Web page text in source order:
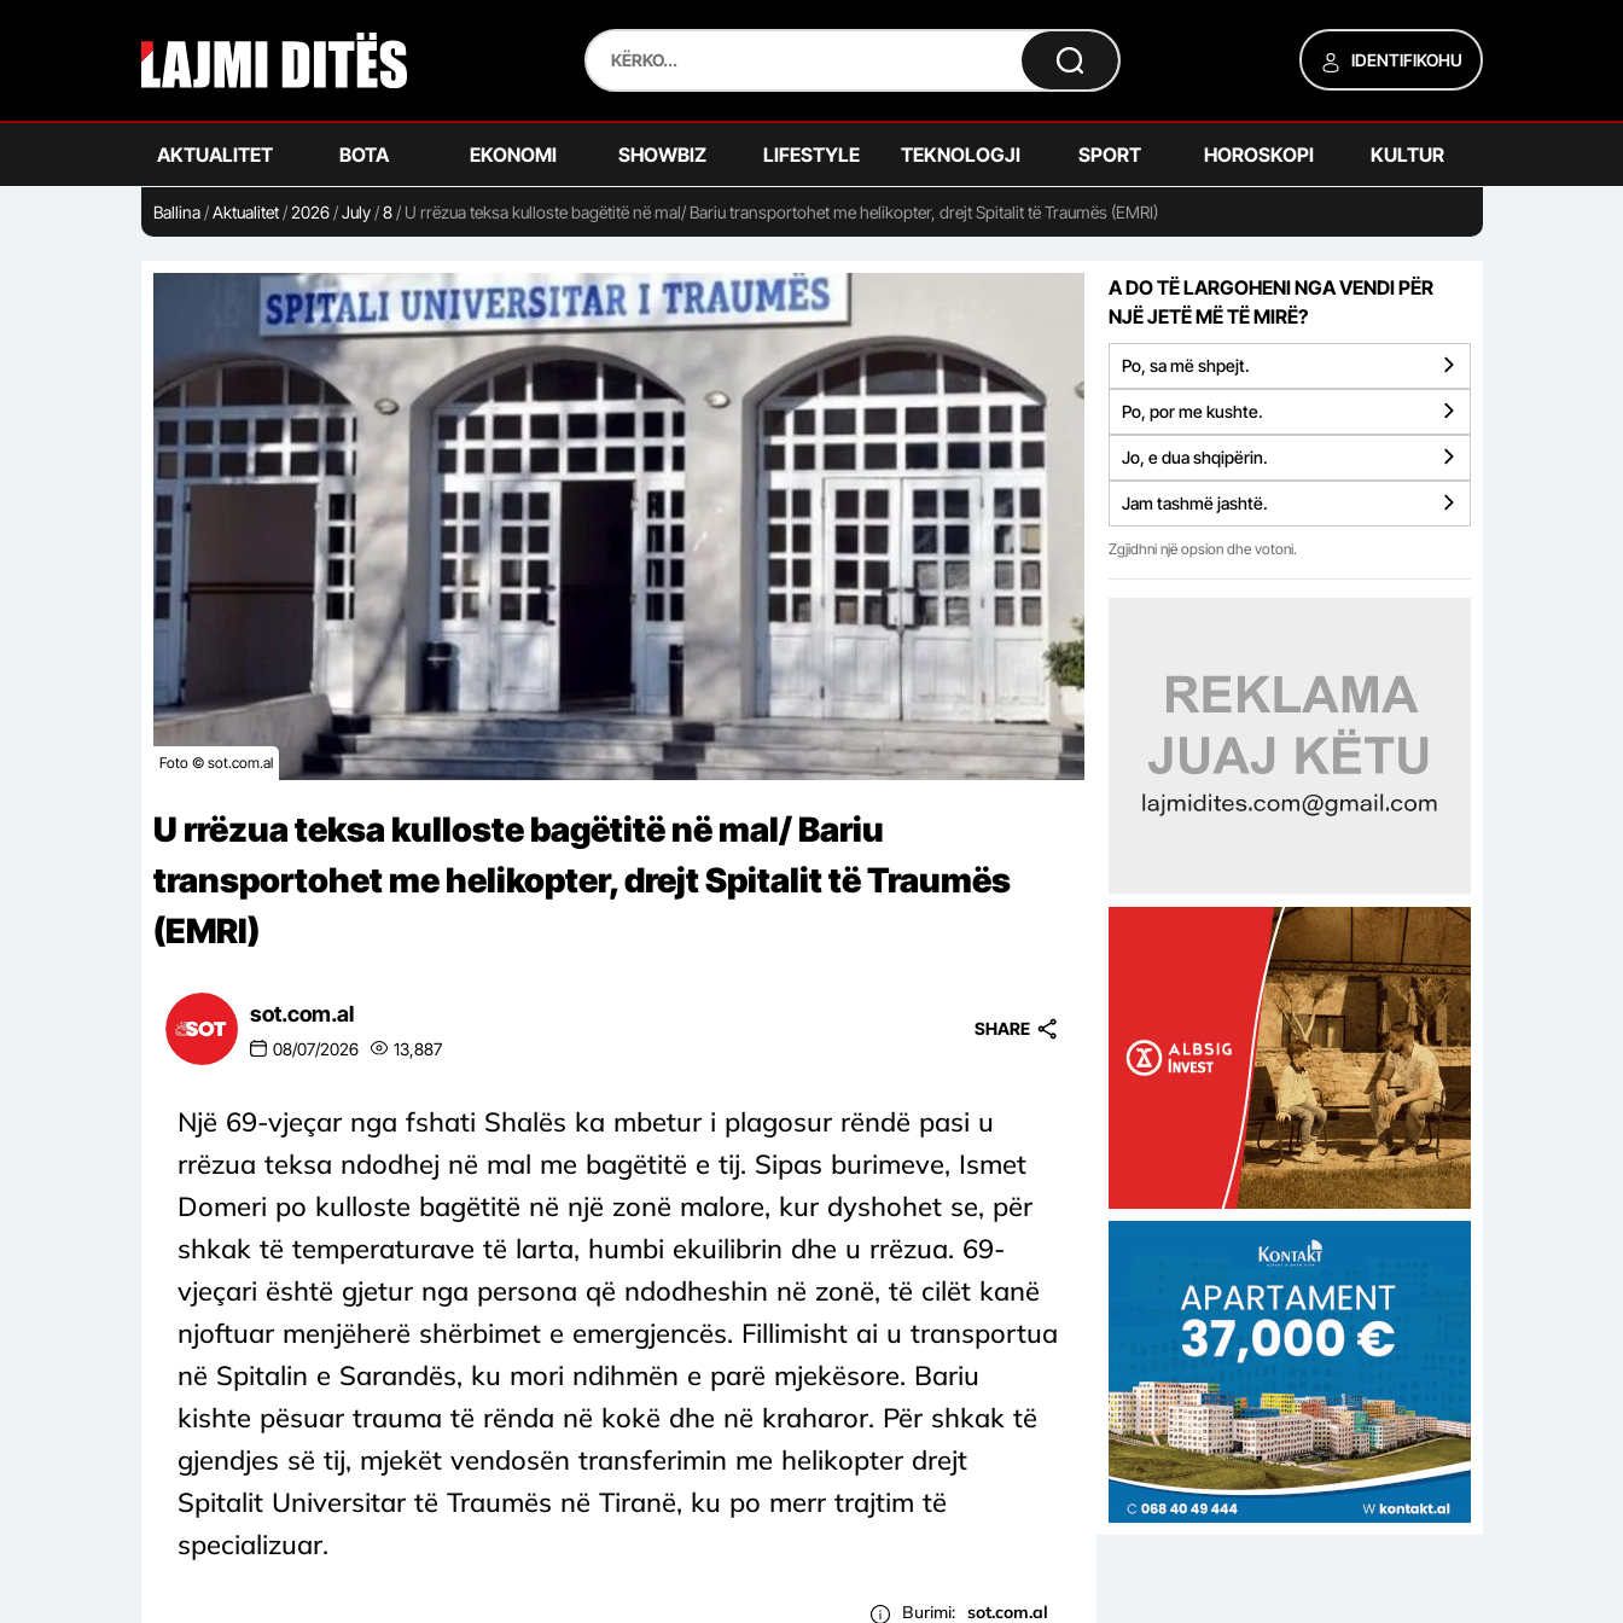
IDENTIFIKOHU
AKTUALITET BOTA EKONOMI SHOWBIZ LIFESTYLE TEKNOLOGJI SPORT HOROSKOPI KULTUR
Ballina/Aktualitet/2026/July/8/ U rrëzua teksa kulloste bagëtitë në mal/ Bariu transportohet me helikopter, drejt Spitalit të Traumës (EMRI)
Foto © sot.com.al
U rrëzua teksa kulloste bagëtitë në mal/ Bariu
transportohet me helikopter, drejt Spitalit të Traumës
(EMRI)
sot.com.al
08/07/2026 13,887
SHARE
Një 69-vjeçar nga fshati Shalës ka mbetur i plagosur rëndë pasi u
rrëzua teksa ndodhej në mal me bagëtitë e tij. Sipas burimeve, Ismet
Domeri po kulloste bagëtitë në një zonë malore, kur dyshohet se, për
shkak të temperaturave të larta, humbi ekuilibrin dhe u rrëzua. 69-
vjeçari është gjetur nga persona që ndodheshin në zonë, të cilët kanë
njoftuar menjëherë shërbimet e emergjencës. Fillimisht ai u transportua
në Spitalin e Sarandës, ku mori ndihmën e parë mjekësore. Bariu
kishte pësuar trauma të rënda në kokë dhe në kraharor. Për shkak të
gjendjes së tij, mjekët vendosën transferimin me helikopter drejt
Spitalit Universitar të Traumës në Tiranë, ku po merr trajtim të
specializuar.
Burimi: sot.com.al
A DO TË LARGOHENI NGA VENDI PËR
NJË JETË MË TË MIRË?
Po, sa më shpejt.
Po, por me kushte.
Jo, e dua shqipërin.
Jam tashmë jashtë.
Zgjidhni një opsion dhe votoni.